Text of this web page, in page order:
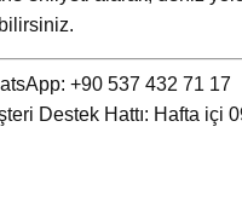
+90 537 432 71 17
Destek Hattı: Hafta içi